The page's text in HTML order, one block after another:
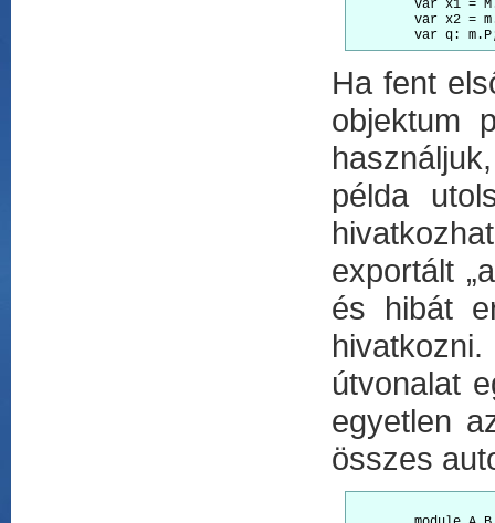
Ha fent
objektum
példa
exportált
és hibát
útvonalat
egyetlen
összes